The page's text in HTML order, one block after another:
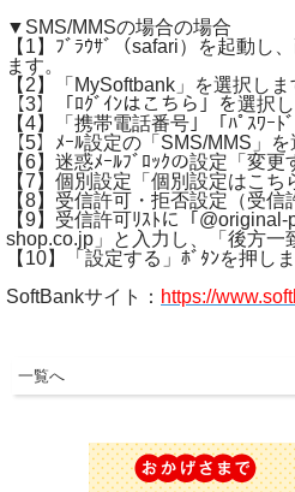
▼SMS/MMSの場合の場合
【1】ﾌﾞﾗｳｻﾞ（safari）を起動し
ます。
【2】「MySoftbank」を選択しま
【3】「ﾛｸﾞｲﾝはこちら」を選択し
【4】「携帯電話番号」「ﾊﾟｽﾜｰﾄ
【5】ﾒｰﾙ設定の「SMS/MMS」を
【6】迷惑ﾒｰﾙﾌﾞﾛｯｸの設定「変更
【7】個別設定「個別設定はこち
【8】受信許可・拒否設定（受信
【9】受信許可ﾘｽﾄに「
shop.co.jp」と入力し、「後方一
【10】「設定する」ﾎﾞﾀﾝを押しま
SoftBankサイト： https://
一覧へ